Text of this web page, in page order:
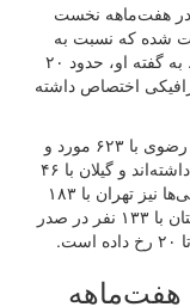
هفت‌ماهه نخست
ثبت شده که نسبت به
مدت مشابه سال گذشته ۱۱ درصد افزایش دارد. به گفته او، حدود ۲۰
اختصاص داشته
در میان استان‌ها، تهران با ۱۰۶۷ حادثه، خراسان رضوی با ۶۲۳ مورد و
فارس با ۵۲۶ حادثه بیشترین حوادث ترافیکی را داشته‌اند و گیلان با ۴۶
مورد کم‌حادثه‌ترین استان بوده است. از نظر فوتی‌ها نیز تهران با ۱۸۳
جان‌باخته، کرمان با ۱۵۸ نفر و سیستان و بلوچستان با ۱۳۳ نفر در صدر
هفت‌ماهه